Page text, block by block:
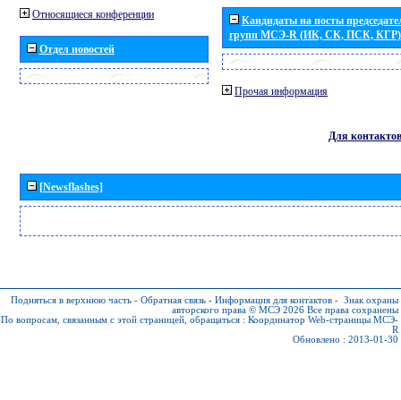
Относящиеся конференции
Отдел новостей
Кандидаты на посты
групп МСЭ-R (ИК, СК, ПСК, КГР)
Прочая информация
Для контактов
[Newsflashes]
Подняться в верхнюю часть - Обратная связь - Информация для контактов - Знак охраны
авторского права © МСЭ 2026 Все права сохранены
По вопросам, связанным с этой страницей, обращаться : Координатор Web-страницы МСЭ-
R
Обновлено : 2013-01-30